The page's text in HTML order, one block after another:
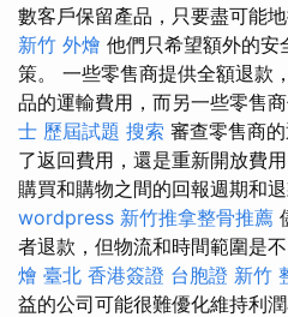
數客戶保留產品，只要盡可能
新竹 外燴 他們只希望額外的安
策。 一些零售商提供全額退款
品的運輸費用，而另一些零售
士 歷屆試題 搜索 審查零售商
了返回費用，還是重新開放費用
購買和購物之間的回報週期和
wordpress 新竹推拿整骨推薦
者退款，但物流和時間範圍是不
燴 臺北 香港簽證 台胞證 新竹
益的公司可能很難優化維持利